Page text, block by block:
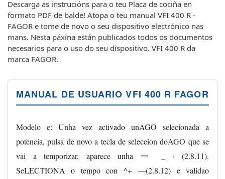
Descarga as instrucións para o teu Placa de cociña en
formato PDF de balde! Atopa o teu manual VFI 400 R -
FAGOR e tome de novo o seu dispositivo electrónico nas
mans. Nesta páxina están publicados todos os documentos
necesarios para o uso do seu dispositivo. VFI 400 R da
marca FAGOR.
MANUAL DE USUARIO VFI 400 R FAGOR
Modelo e: Unha vez activado unAGO selecionada a
potencia, pulsa de novo a tecla de seleccion doAGO que se
vai a temporizar, aparece unha 一 _ · (2.8.11).
SeLECTIONA o tempo con ^+ —(2.8.12) e validao